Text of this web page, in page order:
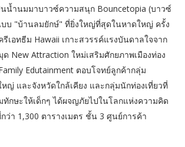
น้ำนมมาบาวซ์ความสนุก Bouncetopia (บาวซ์
บบ "บ้านลมยักษ์" ที่ยิ่งใหญ่ที่สุดในหาดใหญ่ ครั้ง
เอทธีม Hawaii เกาะสวรรค์แรงบันดาลใจจาก
New Attraction ใหม่เสริมศักยภาพเมืองท่อง
Edutainment ตอบโจทย์ลูกค้ากลุ่ม
ญ่ และจังหวัดใกล้เคียง และกลุ่มนักท่องเที่ยวที่
ทักษะให้เด็กๆ ได้ผจญภัยไปในโลกแห่งความคิด
ว่า 1,300 ตารางเมตร ชั้น 3 ศูนย์การค้า